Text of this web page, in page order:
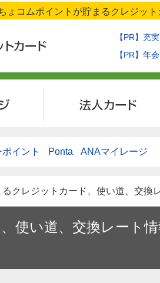
ょコムポイントが貯まるクレジッ
クレジットカード、使い道、交換
使い道、交換レート
【PR】充
【PR】年
イント Ponta ANAマイレージ